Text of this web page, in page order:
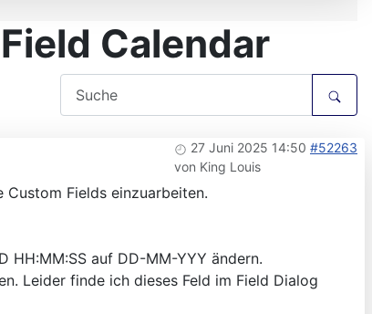
Calendar
27 Juni 2025 14:50 #52263
von King Louis
Fields einzuarbeiten.
auf DD-MM-YYY ändern.
Leider finde ich dieses Feld im Field Dialog